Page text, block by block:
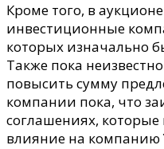
Кроме того, в
инвестиционные
которых изначально
Также пока
повысить сумму
компании пока, что
соглашениях,
влияние на компанию